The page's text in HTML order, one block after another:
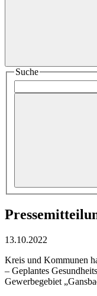
Suche
13.10.2022
Kreis und Kommunen
– Geplantes
Gewerbegebiet